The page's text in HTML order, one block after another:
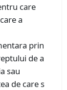
care
a
prin
de a
sau
de care s